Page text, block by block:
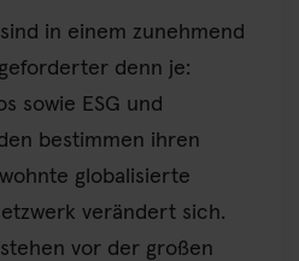
in einem zunehmend
denn je:
sowie ESG und
bestimmen ihren
globalisierte
verändert sich.
vor der großen